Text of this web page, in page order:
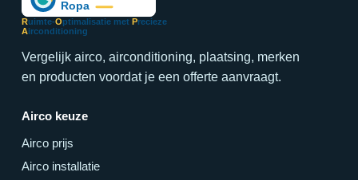
Ruimte-Optimalisatie met Precieze
Airconditioning
Vergelijk airco, airconditioning, plaatsing, merken
en producten voordat je een offerte aanvraagt.
Airco keuze
Airco prijs
Airco installatie